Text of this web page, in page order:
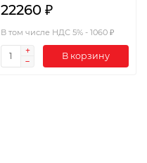
22260 ₽
В том числе НДС 5% - 1060 ₽
В корзину